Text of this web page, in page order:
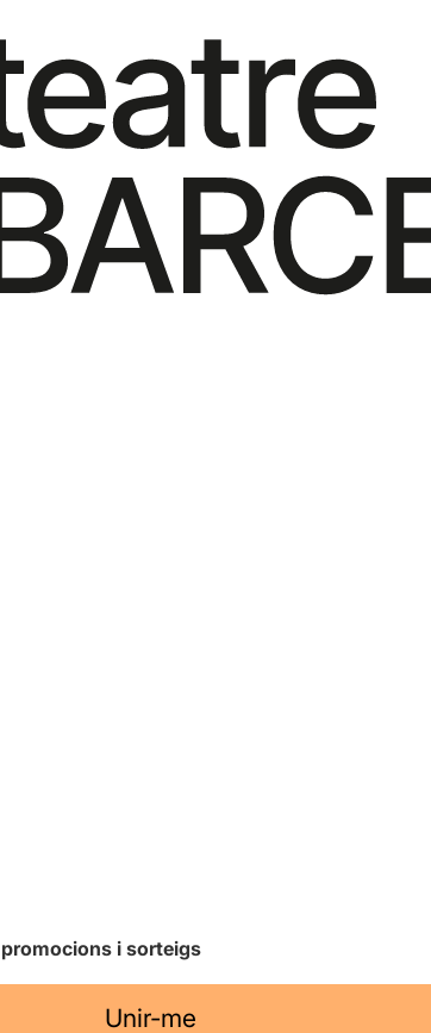
i sorteigs
Unir-me